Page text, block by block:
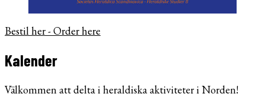
Bestil her - Order here
Kalender
Välkommen att delta i heraldiska aktiviteter i Norden!